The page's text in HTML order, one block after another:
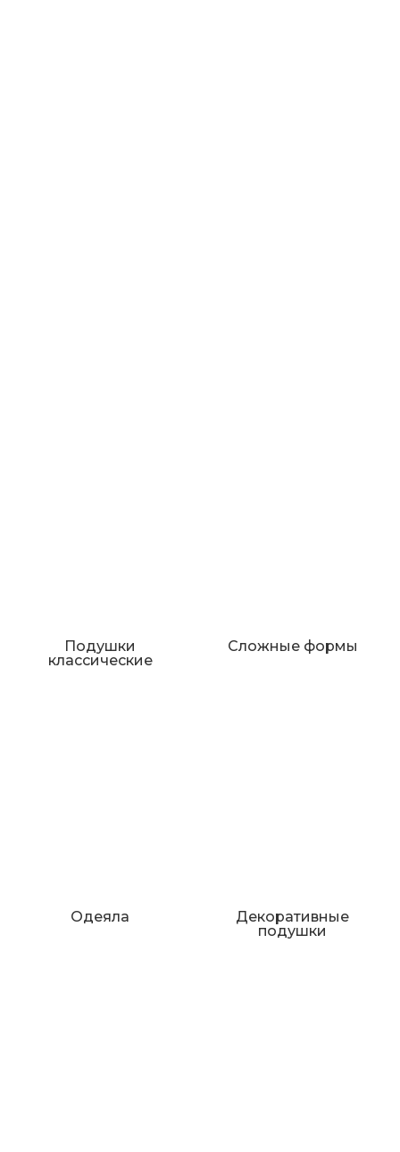
Подушки
классические
Сложные формы
Одеяла
Декоративные
подушки